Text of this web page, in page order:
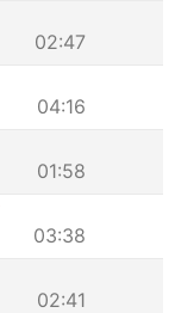
02:47
04:16
01:58
03:38
02:41